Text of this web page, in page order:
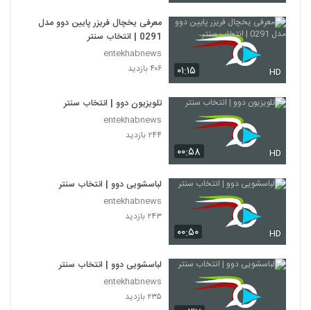
۰۱:۱۵ HD
معرفی یخچال فریزر پایین دوو مدل
0291 | انتخاب سنتر
entekhabnews
۴۰۶ بازدید
۰۰:۵۸ HD
تلویزیون دوو | انتخاب سنتر
entekhabnews
۲۴۴ بازدید
۰۰:۵۰ HD
لباسشویی دوو | انتخاب سنتر
entekhabnews
۲۴۳ بازدید
لباسشویی دوو | انتخاب سنتر
entekhabnews
۲۳۵ بازدید